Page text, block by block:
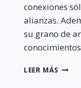
conexiones
alianzas.
su grano de
LEER MÁS